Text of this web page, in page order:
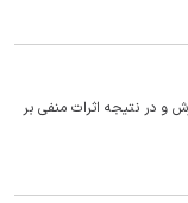
و در نتیجه اثرات منفی بر